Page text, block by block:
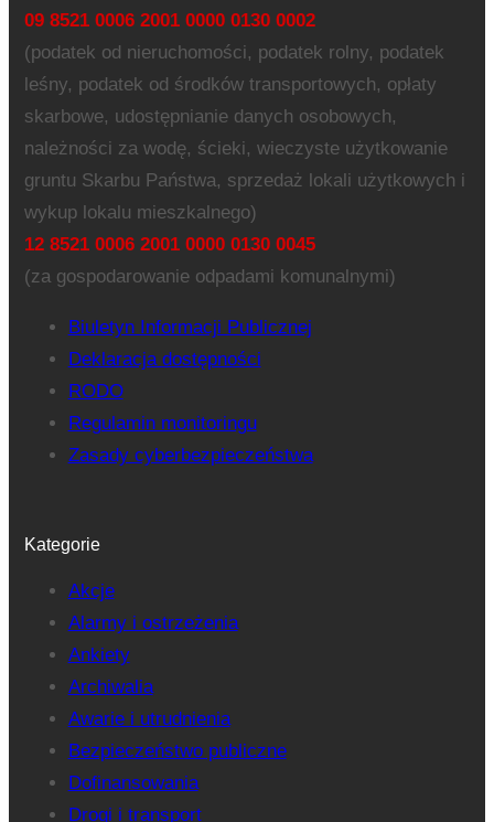
09 8521 0006 2001 0000 0130 0002
(podatek od nieruchomości, podatek rolny, podatek
leśny, podatek od środków transportowych, opłaty
skarbowe, udostępnianie danych osobowych,
należności za wodę, ścieki, wieczyste użytkowanie
gruntu Skarbu Państwa, sprzedaż lokali użytkowych i
wykup lokalu mieszkalnego)
12 8521 0006 2001 0000 0130 0045
(za gospodarowanie odpadami komunalnymi)
Biuletyn Informacji Publicznej
Deklaracja dostępności
RODO
Regulamin monitoringu
Zasady cyberbezpieczeństwa
Kategorie
Akcje
Alarmy i ostrzeżenia
Ankiety
Archiwalia
Awarie i utrudnienia
Bezpieczeństwo publiczne
Dofinansowania
Drogi i transport